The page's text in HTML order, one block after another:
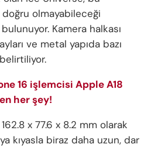
olmayabileceği
Kamera halkası
ve metal yapıda bazı
16 işlemcisi Apple A18
her şey!
x 77.6 x 8.2 mm olarak
kıyasla biraz daha uzun, dar